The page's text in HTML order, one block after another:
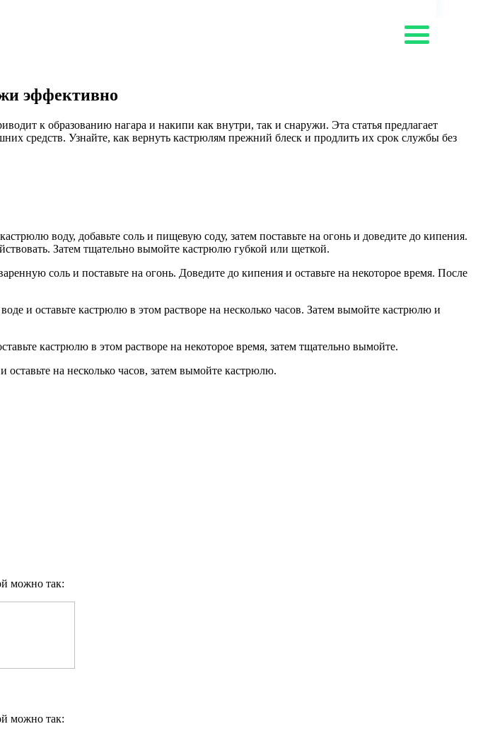
эффективно
к образованию нагара и накипи как внутри, так и снаружи. Эта статья предлагает
средств. Узнайте, как вернуть кастрюлям прежний блеск и продлить их срок службы без
воду, добавьте соль и пищевую соду, затем поставьте на огонь и доведите до кипения.
Затем тщательно вымойте кастрюлю губкой или щеткой.
соль и поставьте на огонь. Доведите до кипения и оставьте на некоторое время. После
и оставьте кастрюлю в этом растворе на несколько часов. Затем вымойте кастрюлю и
кастрюлю в этом растворе на некоторое время, затем тщательно вымойте.
на несколько часов, затем вымойте кастрюлю.
можно так:
можно так: